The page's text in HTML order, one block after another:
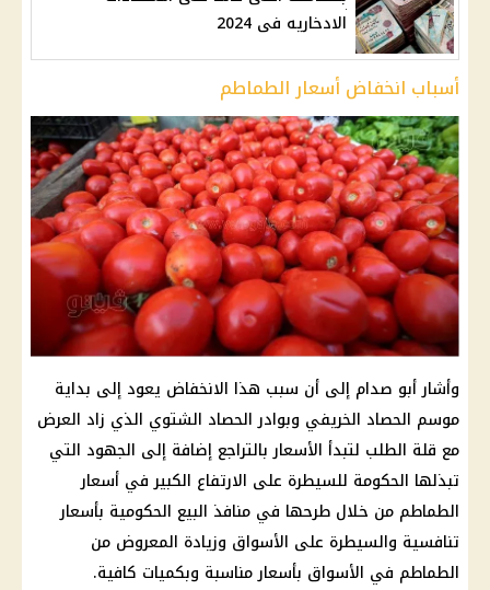
الادخاريه فى 2024
أسباب انخفاض أسعار الطماطم
وأشار أبو صدام إلى أن سبب هذا الانخفاض يعود إلى بداية
موسم الحصاد الخريفي وبوادر الحصاد الشتوي الذي زاد العرض
مع قلة الطلب لتبدأ الأسعار بالتراجع إضافة إلى الجهود التي
تبذلها الحكومة للسيطرة على الارتفاع الكبير في أسعار
الطماطم من خلال طرحها في منافذ البيع الحكومية بأسعار
تنافسية والسيطرة على الأسواق وزيادة المعروض من
الطماطم في الأسواق بأسعار مناسبة وبكميات كافية.